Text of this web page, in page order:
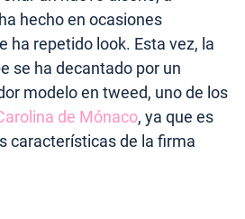
hecho en ocasiones
ha repetido look. Esta vez, la
se ha decantado por un
modelo en tweed, uno de los
de Mónaco, ya que es
características de la firma